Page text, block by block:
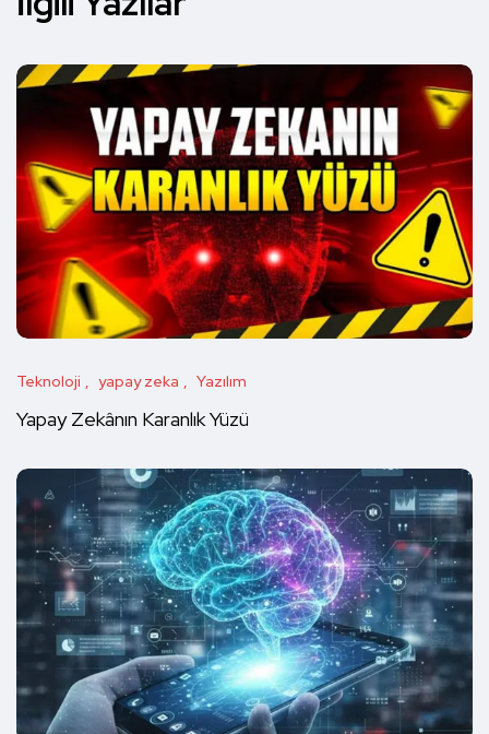
Teknoloji yapay zeka Yazılım
Yapay Zekânın Karanlık Yüzü